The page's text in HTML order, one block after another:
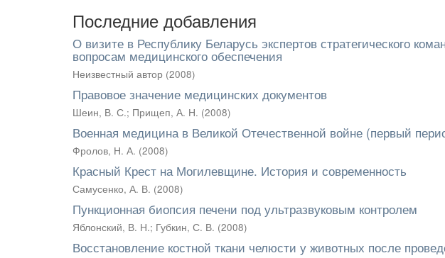
Последние добавления
О визите в Республику Беларусь экспертов стратегического
вопросам медицинского обеспечения
Неизвестный автор (2008)
Правовое значение медицинских документов
Шеин, В. С.; Прищеп, А. Н. (2008)
Военная медицина в Великой Отечественной войне (первый
Фролов, Н. А. (2008)
Красный Крест на Могилевщине. История и современность
Самусенко, А. В. (2008)
Пункционная биопсия печени под ультразвуковым контролем
Яблонский, В. Н.; Губкин, С. В. (2008)
Восстановление костной ткани челюсти у животных после